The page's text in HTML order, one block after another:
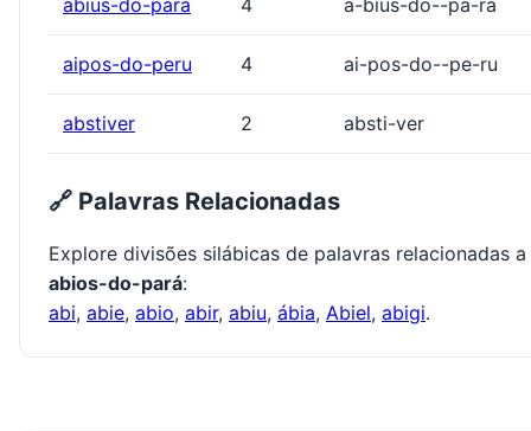
abius-do-pará 4 a-bius-do--pa-rá
aipos-do-peru 4 ai-pos-do--pe-ru
abstiver 2 absti-ver
🔗 Palavras Relacionadas
Explore divisões silábicas de palavras relacionadas a
abios-do-pará:
abi, abie, abio, abir, abiu, ábia, Abiel, abigi.